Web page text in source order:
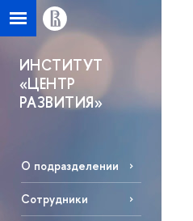
ИНСТИТУТ
«ЦЕНТР
РАЗВИТИЯ»
О подразделении
Сотрудники